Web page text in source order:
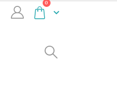
0